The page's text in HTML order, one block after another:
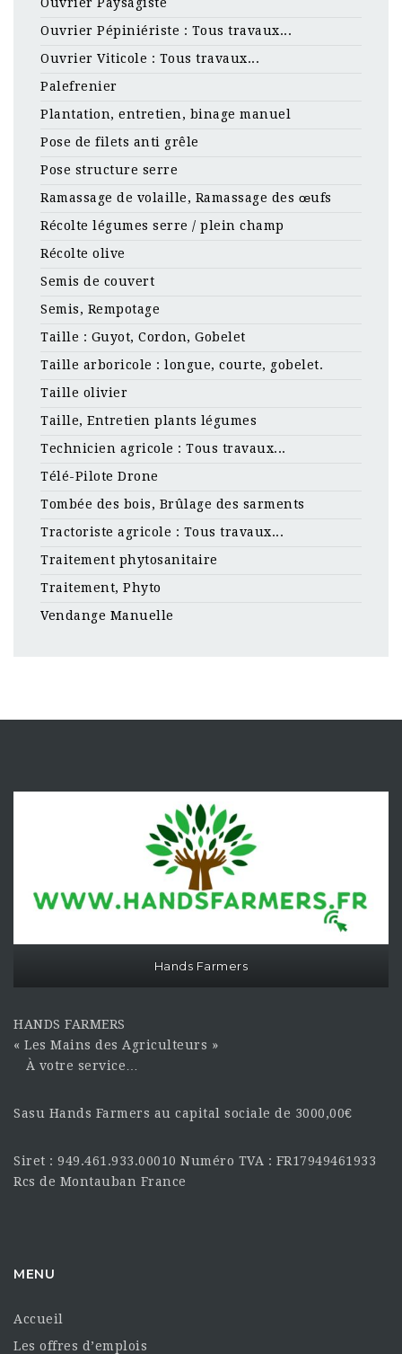
Ouvrier Pépiniériste : Tous travaux...
Ouvrier Viticole : Tous travaux...
Palefrenier
Plantation, entretien, binage manuel
Pose de filets anti grêle
Pose structure serre
Ramassage de volaille, Ramassage des œufs
Récolte légumes serre / plein champ
Récolte olive
Semis de couvert
Semis, Rempotage
Taille : Guyot, Cordon, Gobelet
Taille arboricole : longue, courte, gobelet.
Taille olivier
Taille, Entretien plants légumes
Technicien agricole : Tous travaux...
Télé-Pilote Drone
Tombée des bois, Brûlage des sarments
Tractoriste agricole : Tous travaux...
Traitement phytosanitaire
Traitement, Phyto
Vendange Manuelle
Hands Farmers
HANDS FARMERS
« Les Mains des Agriculteurs »
À votre service…
Sasu Hands Farmers au capital sociale de 3000,00€
Siret : 949.461.933.00010 Numéro TVA : FR17949461933
Rcs de Montauban France
MENU
Accueil
Les offres d’emplois